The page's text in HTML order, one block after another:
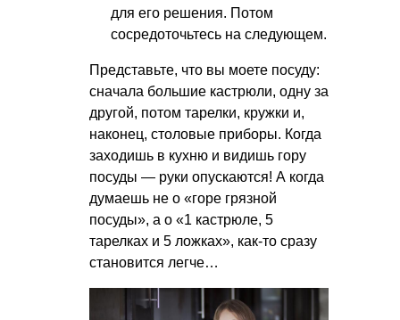
для его решения. Потом
сосредоточьтесь на следующем.
Представьте, что вы моете посуду:
сначала большие кастрюли, одну за
другой, потом тарелки, кружки и,
наконец, столовые приборы. Когда
заходишь в кухню и видишь гору
посуды — руки опускаются! А когда
думаешь не о «горе грязной
посуды», а о «1 кастрюле, 5
тарелках и 5 ложках», как-то сразу
становится легче…